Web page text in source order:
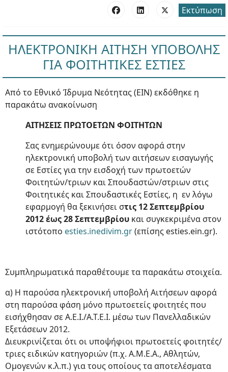
Εκτύπωση
ΗΛΕΚΤΡΟΝΙΚΗ ΑΙΤΗΣΗ ΥΠΟΒΟΛΗΣ
ΓΙΑ ΦΟΙΤΗΤΙΚΕΣ ΕΣΤΙΕΣ
Από το Εθνικό Ίδρυμα Νεότητας (ΕΙΝ) εκδόθηκε η
παρακάτω ανακοίνωση
ΑΙΤΗΣΕΙΣ ΠΡΩΤΟΕΤΩΝ ΦΟΙΤΗΤΩΝ
Σας ενημερώνουμε ότι όσον αφορά στην
ηλεκτρονική υποβολή των αιτήσεων εισαγωγής
σε Εστίες για την εισδοχή των πρωτοετών
Φοιτητών/τριων και Σπουδαστών/στριων στις
Φοιτητικές και Σπουδαστικές Εστίες, η εν λόγω
εφαρμογή θα ξεκινήσει στις 12 Σεπτεμβρίου
2012 έως 28 Σεπτεμβρίου και συγκεκριμένα στον
ιστότοπο esties.inedivim.gr(επίσης esties.ein.gr).
Συμπληρωματικά παραθέτουμε τα παρακάτω στοιχεία.
α) H παρούσα ηλεκτρονική υποβολή Αιτήσεων αφορά
στη παρούσα φάση μόνο πρωτοετείς φοιτητές που
εισήχθησαν σε Α.Ε.Ι./Α.Τ.Ε.Ι. μέσω των Πανελλαδικών
Εξετάσεων 2012.
Διευκρινίζεται ότι οι υποψήφιοι πρωτοετείς φοιτητές/
τριες ειδικών κατηγοριών (π.χ. Α.Μ.Ε.Α., Αθλητών,
Ομογενών κ.λ.π.) για τους οποίους τα αποτελέσματα